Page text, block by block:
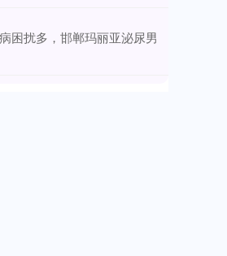
困扰多，邯郸玛丽亚泌尿男